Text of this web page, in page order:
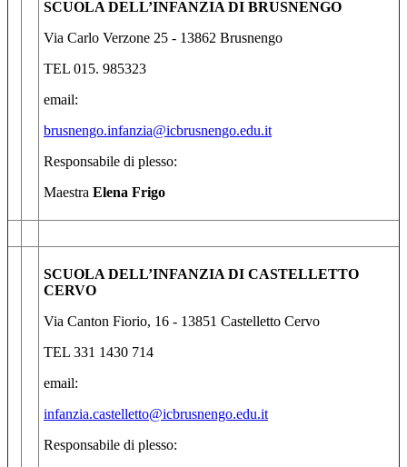
SCUOLA DELL’INFANZIA DI BRUSNENGO
Via Carlo Verzone 25 - 13862 Brusnengo
TEL 015. 985323
email:
brusnengo.infanzia@icbrusnengo.edu.it
Responsabile di plesso:
Maestra Elena Frigo
SCUOLA DELL’INFANZIA DI CASTELLETTO
CERVO
Via Canton Fiorio, 16 - 13851 Castelletto Cervo
TEL 331 1430 714
email:
infanzia.castelletto@icbrusnengo.edu.it
Responsabile di plesso: